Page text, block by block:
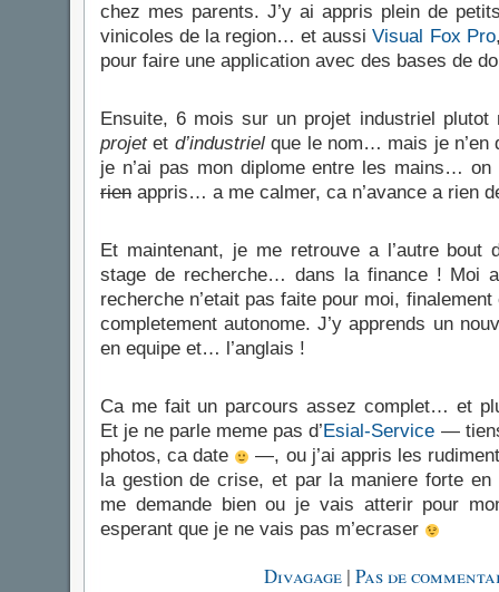
chez mes parents. J’y ai appris plein de
vinicoles de la region… et aussiVisual Fox Pro
pour faire une application avec des bases de
Ensuite, 6 mois sur un projet industriel plutot
projetet d’industrielque le nom… mais je n’en
je n’ai pas mon diplome entre les mains…
rien appris… a me calmer, ca n’avance a rien
Et maintenant, je me retrouve a l’autre bout
stage de recherche… dans la finance ! Moi
recherche n’etait pas faite pour moi,
completement autonome. J’y apprends un
en equipe et… l’anglais !
Ca me fait un parcours assez complet… et
Et je ne parle meme pas d’ Esial-Service —
photos, ca date
—, ou j’ai appris les
la gestion de crise, et par la maniere forte
me demande bien ou je vais atterir pour
esperant que je ne vais pas m’ecraser
Divagage | Pas de